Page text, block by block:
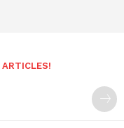
ARTICLES!